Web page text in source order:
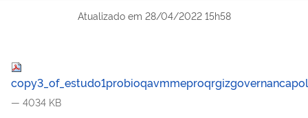
Atualizado em 28/04/2022 15h58
— 4034 KB